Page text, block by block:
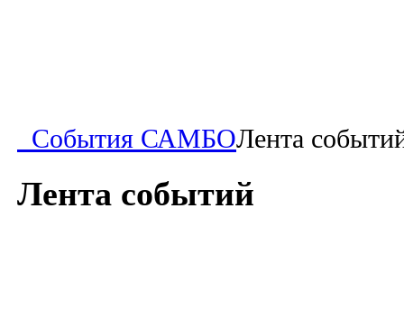
События САМБОЛента
Лента событий